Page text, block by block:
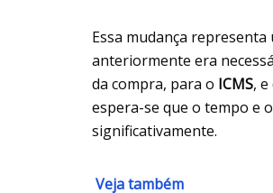
Essa mudança
anteriormente era
da compra, para o ICMS,
espera-se que o tempo e
significativamente.
Veja também